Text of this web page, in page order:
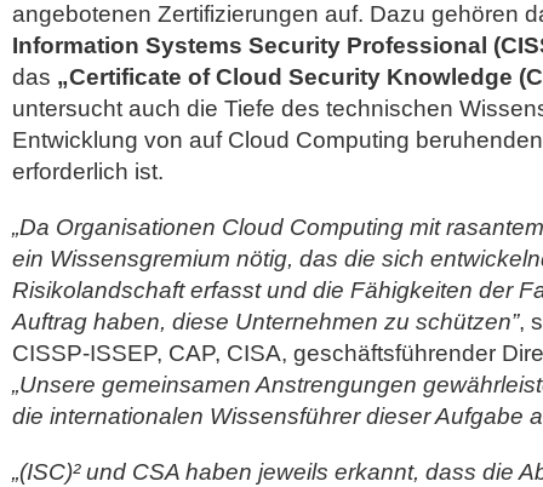
angebotenen Zertifizierungen auf. Dazu gehören
Information Systems Security Professional
das „Certificate of Cloud Security Knowledge
untersucht auch die Tiefe des technischen
Entwicklung von auf Cloud Computing
erforderlich ist.
„Da Organisationen Cloud Computing mit
ein Wissensgremium nötig, das die sich
Risikolandschaft erfasst und die Fähigkeiten der
Auftrag haben, diese Unternehmen zu schützen”,
CISSP-ISSEP, CAP, CISA, geschäftsführender
„Unsere gemeinsamen Anstrengungen
die internationalen Wissensführer dieser Aufgabe
„(ISC)² und CSA haben jeweils erkannt, dass die